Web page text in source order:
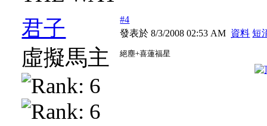
君子
虛擬馬主
#4
發表於 8/3/2008 02:53 AM 資料 短
絕塵+喜蓮福星